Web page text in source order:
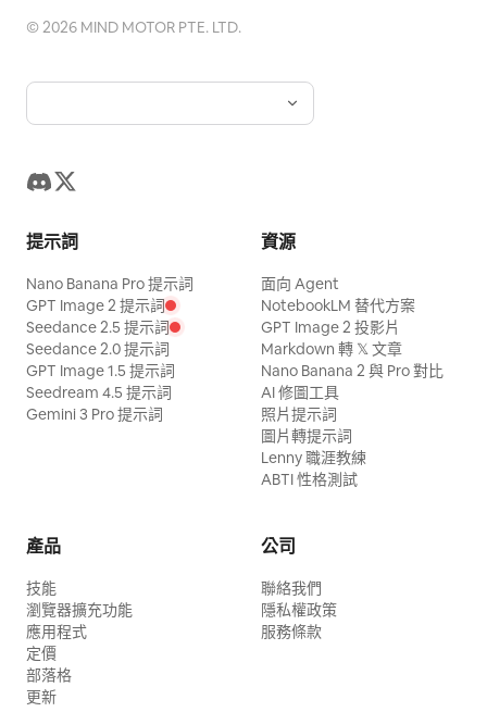
©2026 MIND MOTOR PTE. LTD.
提示詞
Nano Banana Pro 提示詞
GPT Image 2 提示詞
Seedance 2.5 提示詞
Seedance 2.0 提示詞
GPT Image 1.5 提示詞
Seedream 4.5 提示詞
Gemini 3 Pro 提示詞
資源
面向 Agent
NotebookLM 替代方案
GPT Image 2 投影片
Markdown 轉 𝕏 文章
Nano Banana 2 與 Pro 對比
AI 修圖工具
照片提示詞
圖片轉提示詞
Lenny 職涯教練
ABTI 性格測試
產品
技能
瀏覽器擴充功能
應用程式
定價
部落格
更新
公司
聯絡我們
隱私權政策
服務條款